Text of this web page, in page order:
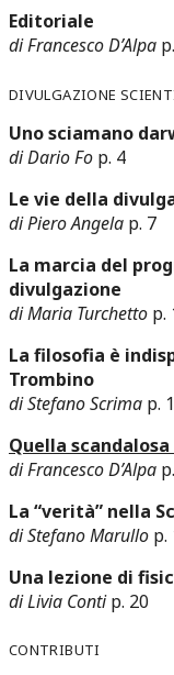
Editoriale
di Francesco D’Alpa
Divulgazione
Uno sciamano
di Dario Fo p. 4
Le vie della
di Piero Angela p. 7
La marcia del
divulgazione
di Maria Turchetto p.
La filosofia è
Trombino
di Stefano Scrima p.
Quella
di Francesco D’Alpa
La “verità” nella
di Stefano Marullo p.
Una lezione di
di Livia Contip. 20
Contributi